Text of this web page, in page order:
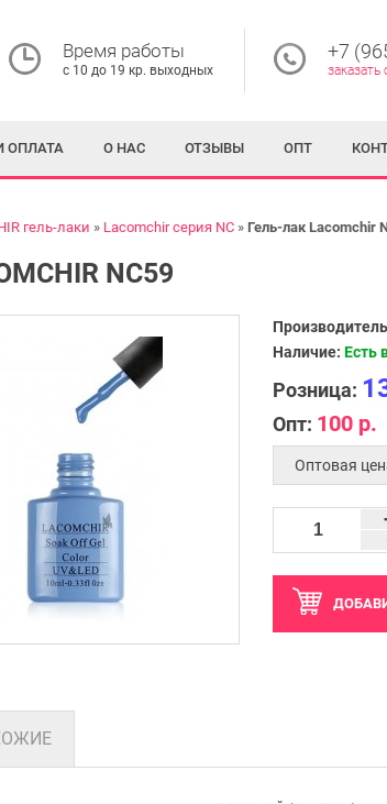
Время работы
с 10 до 19 кр. выходных
+7
ОПЛАТА О НАС ОТЗЫВЫ ОПТ
гель-лаки Lacomchir серия NC Гель-лак Lacomchir
NC59
Наличие: Есть
Розница:
Опт: 100 р.
Оптовая